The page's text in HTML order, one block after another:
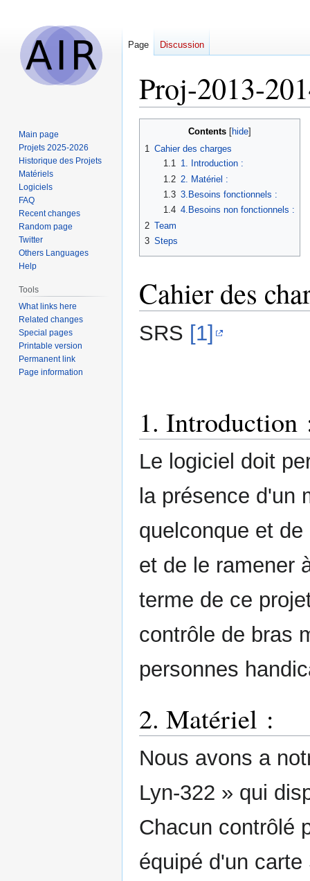
Proj-2013-
Contents
1 Cahier des charges
1.1 1. Introduction :
1.2 2. Matériel :
1.3 3.Besoins fonctionnels :
1.4 4.Besoins non fonctionnels :
2 Team
3 Steps
Cahier des
SRS [1]
1. Introduction
Le logiciel doit
la présence d'un
quelconque et
et de le ramener
terme de ce
contrôle de bras
personnes
2. Matériel :
Nous avons a
Lyn-322 » qui
Chacun contrôlé
équipé d'un
Page Discussion
Main page
Projets 2025-2026
Historique des Projets
Matériels
Logiciels
FAQ
Recent changes
Random page
Twitter
Others Languages
Help
Tools
What links here
Related changes
Special pages
Printable version
Permanent link
Page information